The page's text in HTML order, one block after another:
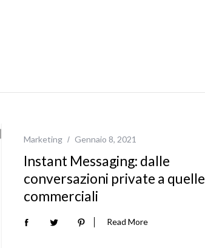
Marketing Gennaio 8, 2021
Instant Messaging: dalle
conversazioni private a quelle
commerciali
Read More